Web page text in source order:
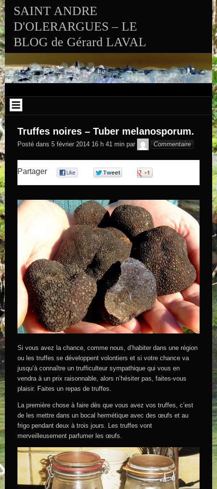
SAINT ANDRE
D'OLERARGUES – LE
BLOG de Gérard LAVAL
Truffes noires – Tuber melanosporum.
Posté dans 5 février 2014 16 h 41 min par
GEGE DE
SAINTAND
Commentaire
Partager
Si vous avez la chance, comme nous, d’habiter dans une région
ou les truffes se développent volontiers et si votre chance va
jusqu’à connaître un trufficulteur sympathique qui vous en
vendra à un prix raisonnable, alors n’hésiter pas, faites-vous
plaisir. Faites un repas de truffes.
La première chose à faire dès que vous avez vos truffes, c’est
de les mettre dans un bocal hermétique avec des œufs et au
frigo pendant deux à trois jours. Les truffes vont
merveilleusement parfumer les œufs.